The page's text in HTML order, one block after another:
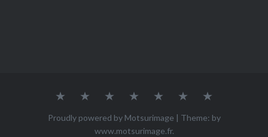
Accueil Qui
je
ACHETER
Mes
Mes
Mes
Proudly powered by Motsurimage | Theme: by
www.motsurimage.fr.